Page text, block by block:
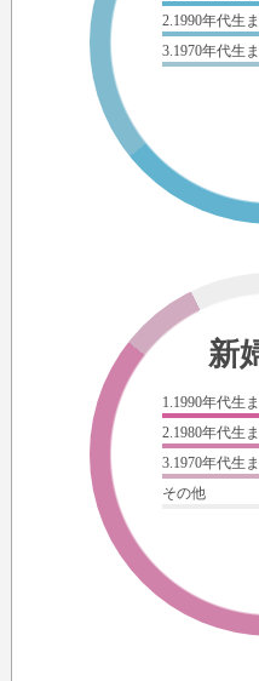
2.1990年代生
3.1970年代生
新
1.1990年代生
2.1980年代生
3.1970年代生
その他